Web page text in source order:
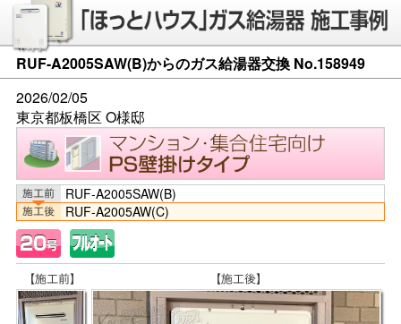
RUF-A2005SAW(B)からのガス給湯器交換 No.158949
2026/02/05
東京都板橋区 O様邸
RUF-A2005SAW(B)
RUF-A2005AW(C)